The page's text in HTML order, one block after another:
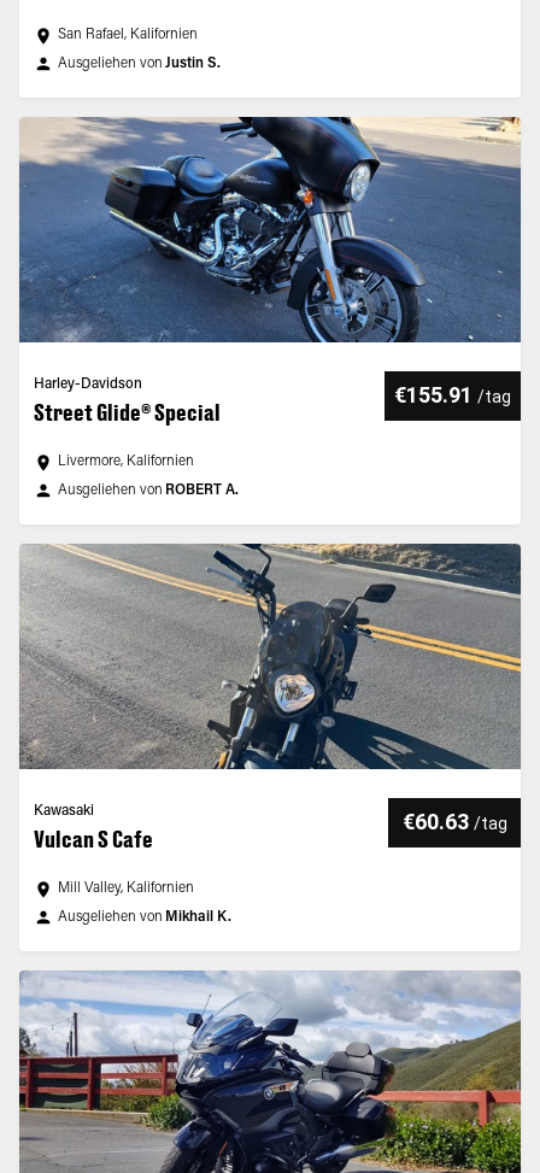
San Rafael, Kalifornien
Ausgeliehen von Justin S.
Harley-Davidson
Street Glide® Special
€155.91 /tag
Livermore, Kalifornien
Ausgeliehen von ROBERT A.
Kawasaki
Vulcan S Cafe
€60.63 /tag
Mill Valley, Kalifornien
Ausgeliehen von Mikhail K.